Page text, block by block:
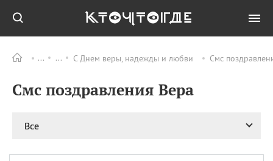
С Днем веры, надежды и любви Смс
Смс поздравления Вера
Все
ПРАЗДНИКИ Все
09.08
День памяти жертв
атомной